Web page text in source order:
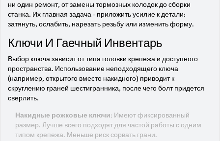
ни один ремонт, от замены тормозных колодок до сборки
станка. Их главная задача - приложить усилие к детали:
затянуть, ослабить, нарезать резьбу или изменить форму.
Ключи И Гаечный Инвентарь
Выбор ключа зависит от типа головки крепежа и доступного
пространства. Использование неподходящего ключа
(например, открытого вместо накидного) приводит к
скруглению граней шестигранника, после чего болт придется
сверлить.
Накидные рожковые ключи: Имеют фиксированный
размер. Лучше всего подходят для частой работы с одним
типом крепежа. Меньше риск сорвать грани.